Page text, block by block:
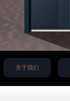
关于我们